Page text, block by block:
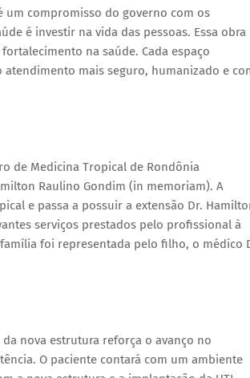
um compromisso do governo com os
é investir na vida das pessoas. Essa obra
na saúde. Cada espaço
mais seguro, humanizado e
de Medicina Tropical de Rondônia
Raulino Gondim (in memoriam). A
e passa a possuir a extensão Dr.
serviços prestados pelo profissional à
foi representada pelo filho, o médico
nova estrutura reforça o avanço no
O paciente contará com um ambiente